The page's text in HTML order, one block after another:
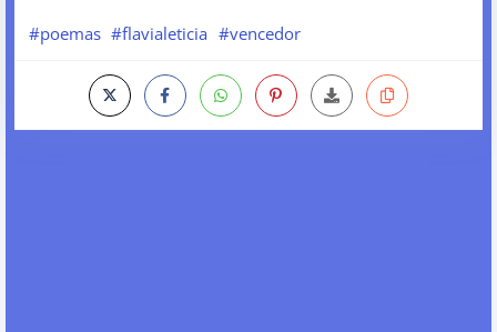
#poemas #flavialeticia #vencedor